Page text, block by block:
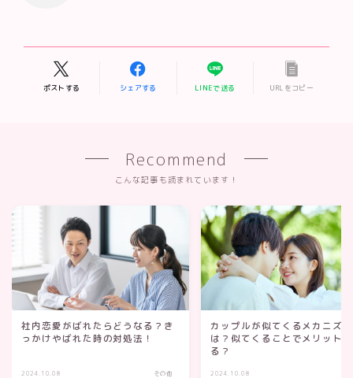
ポストする シェアする LINEで送る URLをコピー
Recommend
こんな記事も読まれています！
社内恋愛がばれたらどうなる？き
っかけやばれた時の対処法！
2024.10.08 その他
カップルが似てくるメカニズ
は？似てくることでメリット
る？
2024.10.08